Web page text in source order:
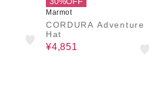
Marmot
CORDURA Adventure
Hat
¥4,851